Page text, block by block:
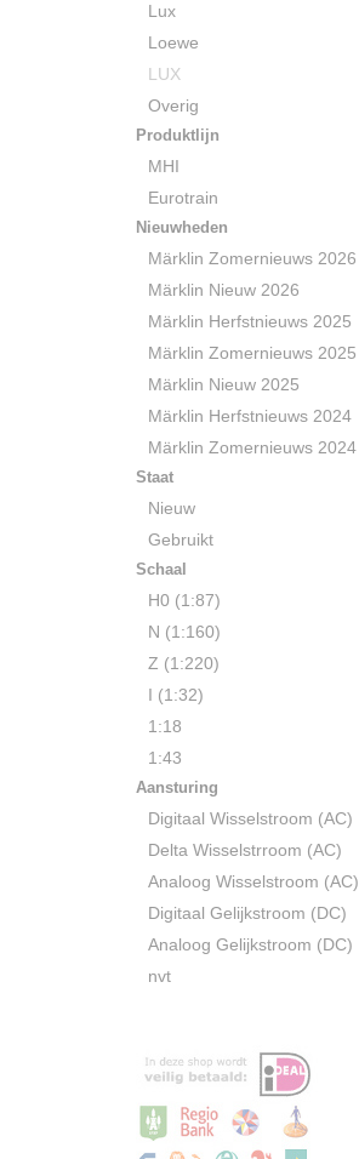
Lux
Loewe
LUX
Overig
Produktlijn
MHI
Eurotrain
Nieuwheden
Märklin Zomernieuws 2026
Märklin Nieuw 2026
Märklin Herfstnieuws 2025
Märklin Zomernieuws 2025
Märklin Nieuw 2025
Märklin Herfstnieuws 2024
Märklin Zomernieuws 2024
Staat
Nieuw
Gebruikt
Schaal
H0 (1:87)
N (1:160)
Z (1:220)
I (1:32)
1:18
1:43
Aansturing
Digitaal Wisselstroom (AC)
Delta Wisselstrroom (AC)
Analoog Wisselstroom (AC)
Digitaal Gelijkstroom (DC)
Analoog Gelijkstroom (DC)
nvt